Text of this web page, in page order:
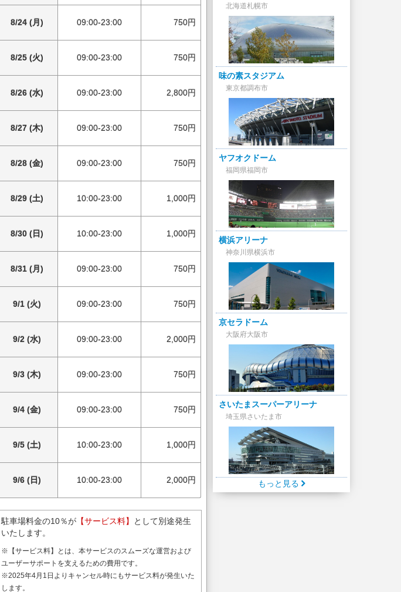
8/24 (月) 09:00-23:00 750円
8/25 (火) 09:00-23:00 750円
8/26 (水) 09:00-23:00 2,800円
8/27 (木) 09:00-23:00 750円
8/28 (金) 09:00-23:00 750円
8/29 (土) 10:00-23:00 1,000円
8/30 (日) 10:00-23:00 1,000円
8/31 (月) 09:00-23:00 750円
9/1 (火) 09:00-23:00 750円
9/2 (水) 09:00-23:00 2,000円
9/3 (木) 09:00-23:00 750円
9/4 (金) 09:00-23:00 750円
9/5 (土) 10:00-23:00 1,000円
9/6 (日) 10:00-23:00 2,000円
駐車場料金の10％が【サービス料】
として別途発生
いたします。
※【サービス料】とは、本サービスのスムーズな運営および
ユーザーサポートを支えるための費用です。
※2025年4月1日よりキャンセル時にもサービス料が発生いた
します。
北海道札幌市
味の素スタジアム
東京都調布市
ヤフオクドーム
福岡県福岡市
横浜アリーナ
神奈川県横浜市
京セラドーム
大阪府大阪市
さいたまスーパーアリーナ
埼玉県さいたま市
もっと見る